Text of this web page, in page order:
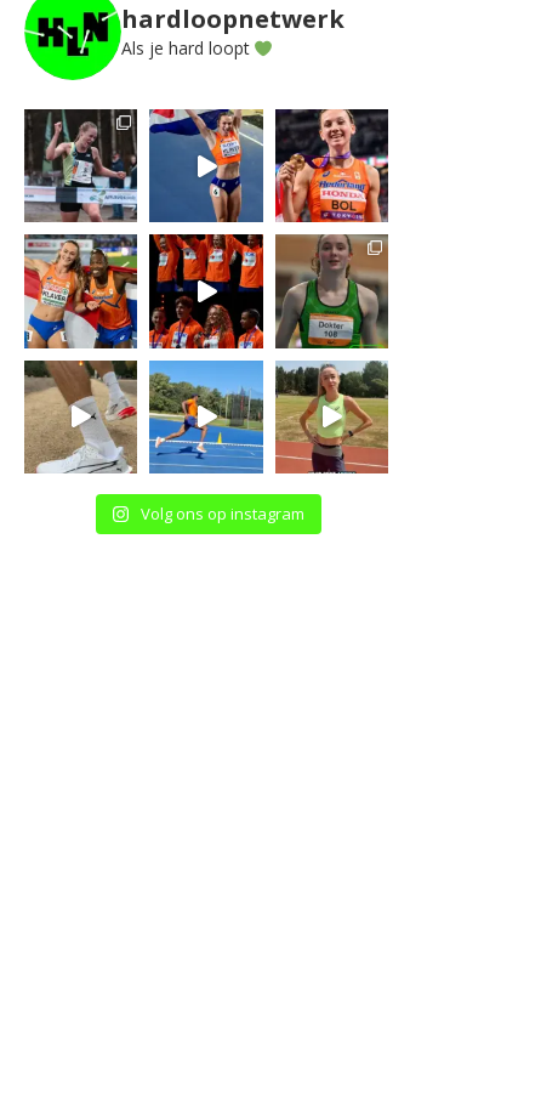
hardloopnetwerk
Als je hard loopt
Volg ons op instagram